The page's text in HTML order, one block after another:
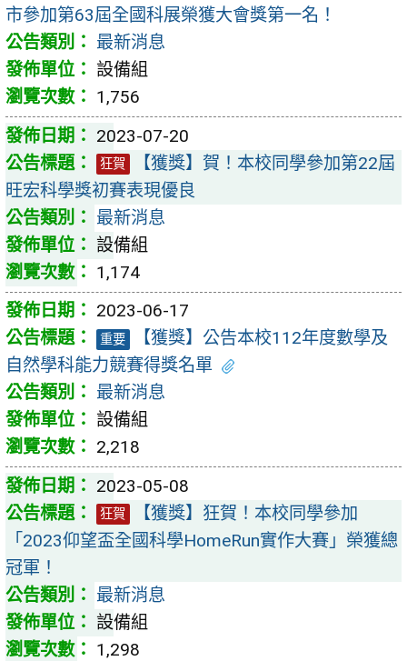
市參加第63屆全國科展榮獲大會獎第一名！
最新消息
設備組
1,756
2023-07-20
狂賀
【獲獎】賀！本校同學參加第22屆
旺宏科學獎初賽表現優良
最新消息
設備組
1,174
2023-06-17
重要
【獲獎】公告本校112年度數學及
自然學科能力競賽得獎名單
最新消息
設備組
2,218
2023-05-08
狂賀
【獲獎】狂賀！本校同學參加
「2023仰望盃全國科學HomeRun實作大賽」榮獲總
冠軍！
最新消息
設備組
1,298